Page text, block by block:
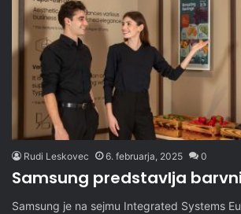
Rudi Leskovec 6. februarja, 2025 0
Samsung predstavlja
Samsung je na sejmu Integrated Systems